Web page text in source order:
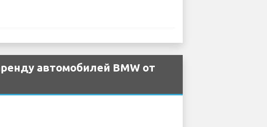
автомобилей BMW от